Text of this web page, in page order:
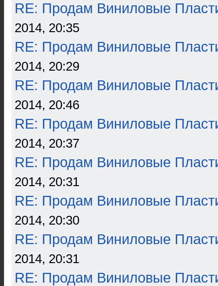
RE: Продам Виниловые
2014, 20:35
RE: Продам Виниловые
2014, 20:29
RE: Продам Виниловые
2014, 20:46
RE: Продам Виниловые
2014, 20:37
RE: Продам Виниловые
2014, 20:31
RE: Продам Виниловые
2014, 20:30
RE: Продам Виниловые
2014, 20:31
RE: Продам Виниловые